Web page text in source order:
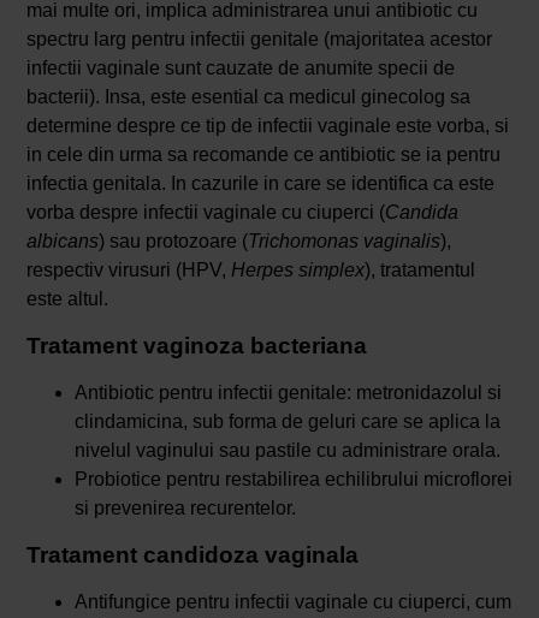
mai multe ori, implica administrarea unui antibiotic cu
spectru larg pentru infectii genitale (majoritatea acestor
infectii vaginale sunt cauzate de anumite specii de
bacterii). Insa, este esential ca medicul ginecolog sa
determine despre ce tip de infectii vaginale este vorba, si
in cele din urma sa recomande ce antibiotic se ia pentru
infectia genitala. In cazurile in care se identifica ca este
vorba despre infectii vaginale cu ciuperci (Candida
albicans) sau protozoare (Trichomonas vaginalis),
respectiv virusuri (HPV, Herpes simplex), tratamentul
este altul.
Tratament vaginoza bacteriana
Antibiotic pentru infectii genitale: metronidazolul si
clindamicina, sub forma de geluri care se aplica la
nivelul vaginului sau pastile cu administrare orala.
Probiotice pentru restabilirea echilibrului microflorei
si prevenirea recurentelor.
Tratament candidoza vaginala
Antifungice pentru infectii vaginale cu ciuperci, cum